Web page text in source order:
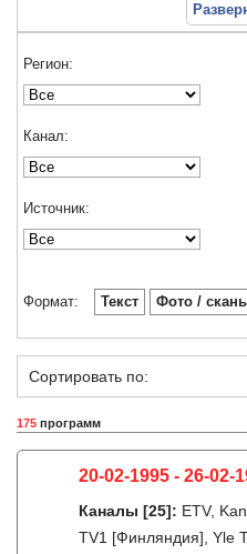
Регион:
Канал:
Источник:
Формат: Текст Фото /
Сортировать по:
175 программ
20-02-1995 - 26-02-
Каналы [25]: ETV,
TV1 [Финляндия], Yle